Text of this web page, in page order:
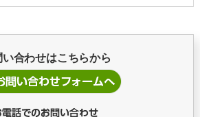
合わせはこちらから